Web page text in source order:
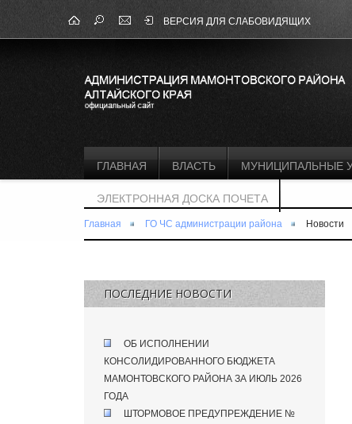
ВЕРСИЯ ДЛЯ СЛАБОВИДЯЩИХ
ГЛАВНАЯ ВЛАСТЬ МУНИЦИПАЛЬНЫЕ
ЭЛЕКТРОННАЯ ДОСКА ПОЧЕТА
Главная ГО ЧС администрации района Новости
ПОСЛЕДНИЕ НОВОСТИ
ОБ ИСПОЛНЕНИИ
КОНСОЛИДИРОВАННОГО БЮДЖЕТА
МАМОНТОВСКОГО РАЙОНА ЗА ИЮЛЬ 2026
ГОДА
ШТОРМОВОЕ ПРЕДУПРЕЖДЕНИЕ №